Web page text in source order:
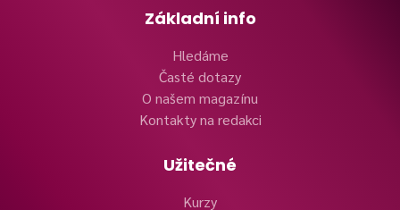
Základní info
Hledáme
Časté dotazy
O našem magazínu
Kontakty na redakci
Užitečné
Kurzy